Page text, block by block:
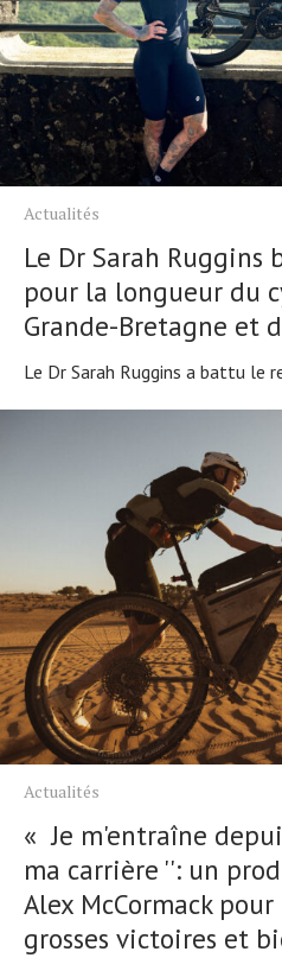
Actualités
Le Dr Sarah
pour la longueur du
Grande-Bretagne et
Le Dr Sarah Ruggins a battu le
Actualités
« Je m'entraîne
ma carrière '': un
Alex McCormack
grosses victoires et